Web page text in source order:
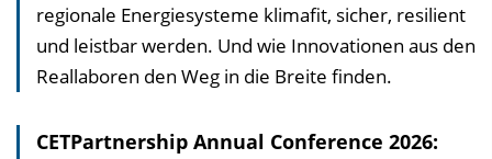
regionale Energiesysteme klimafit, sicher, resilient
und leistbar werden. Und wie Innovationen aus den
Reallaboren den Weg in die Breite finden.
CETPartnership Annual Conference 2026: